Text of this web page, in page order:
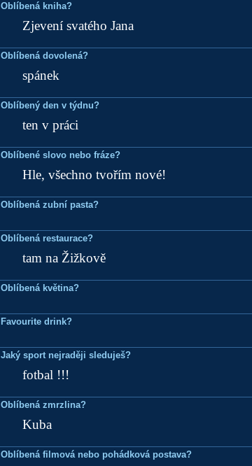
Oblíbená kniha?
Zjevení svatého Jana
Oblíbená dovolená?
spánek
Oblíbený den v týdnu?
ten v práci
Oblíbené slovo nebo fráze?
Hle, všechno tvořím nové!
Oblíbená zubní pasta?
Oblíbená restaurace?
tam na Žižkově
Oblíbená květina?
Favourite drink?
Jaký sport nejraději sleduješ?
fotbal !!!
Oblíbená zmrzlina?
Kuba
Oblíbená filmová nebo pohádková postava?